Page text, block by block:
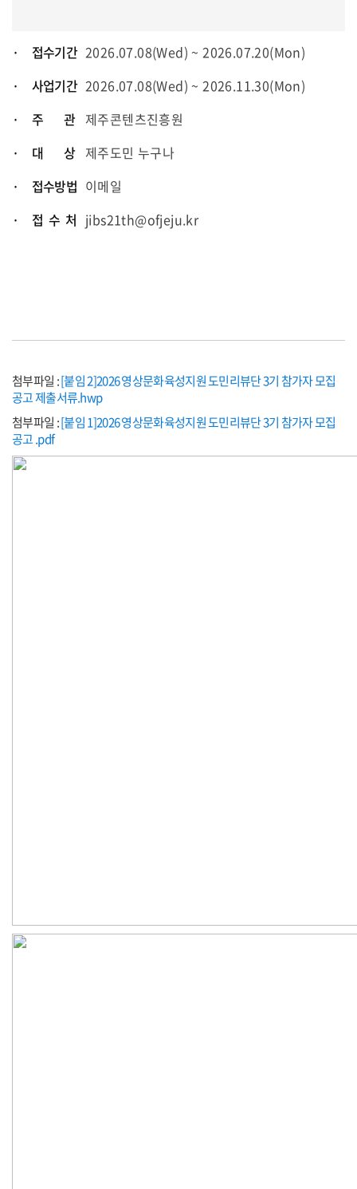
· 접수기간 2026.07.08(Wed) ~ 2026.07.20(Mon)
· 사업기간 2026.07.08(Wed) ~ 2026.11.30(Mon)
· 주 관 제주콘텐츠진흥원
· 대 상 제주도민 누구나
· 접수방법 이메일
· 접 수 처 jibs21th@ofjeju.kr
첨부파일 :[붙임 2]2026 영상문화육성지원 도민리뷰단 3기 참가자 모집
공고 제출서류.hwp
첨부파일 :[붙임 1]2026 영상문화육성지원 도민리뷰단 3기 참가자 모집
공고 .pdf